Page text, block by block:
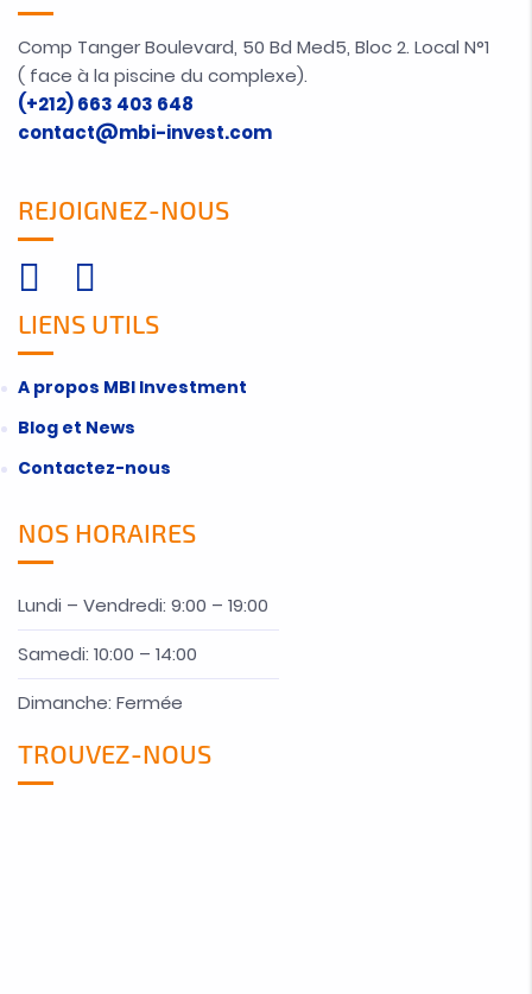
Comp Tanger Boulevard, 50 Bd Med5, Bloc 2. Local N°1
( face à la piscine du complexe).
(+212) 663 403 648
contact@mbi-invest.com
REJOIGNEZ-NOUS
LIENS UTILS
A propos MBI Investment
Blog et News
Contactez-nous
NOS HORAIRES
Lundi – Vendredi: 9:00 – 19:00
Samedi: 10:00 – 14:00
Dimanche: Fermée
TROUVEZ-NOUS